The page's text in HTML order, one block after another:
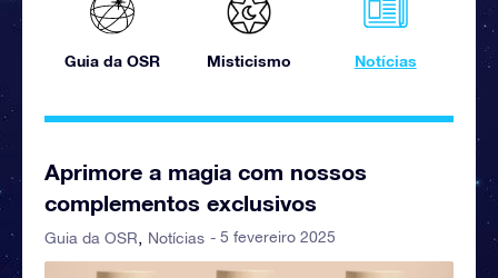
Guia da OSR Misticismo Notícias
Aprimore a magia com nossos
complementos exclusivos
Guia da OSR Notícias - 5 fevereiro 2025